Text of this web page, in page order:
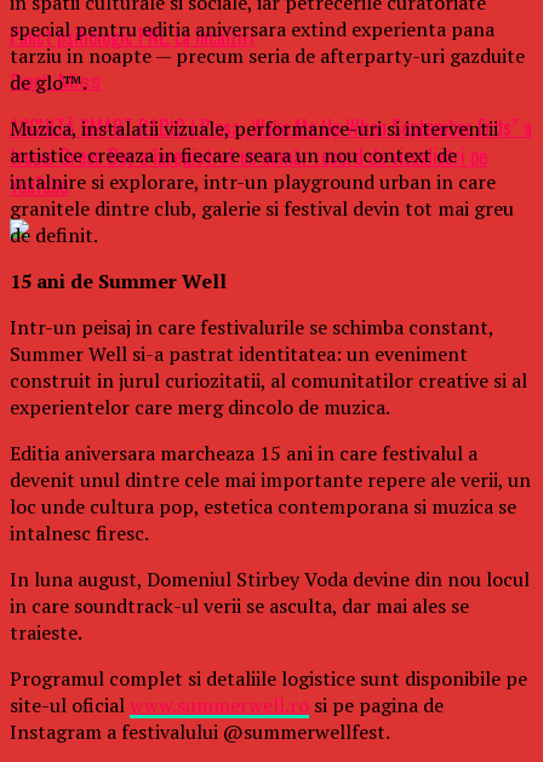
Punct psihologic PNL. La încălziri
Don't Miss
ASCULTĂ SMART RADIO | Piesa „Wake Me Up When September Ends” a
trupei Green Day a înregistrat un număr record de vizualizări pe
YouTube
special pentru editia aniversara extind experienta pana
tarziu in noapte — precum seria de afterparty-uri gazduite
de glo™.
Muzica, instalatii vizuale, performance-uri si interventii
artistice creeaza in fiecare seara un nou context de
intalnire si explorare, intr-un playground urban in care
granitele dintre club, galerie si festival devin tot mai greu
de definit.
15 ani de Summer Well
Intr-un peisaj in care festivalurile se schimba constant,
Summer Well si-a pastrat identitatea: un eveniment
construit in jurul curiozitatii, al comunitatilor creative si al
experientelor care merg dincolo de muzica.
Editia aniversara marcheaza 15 ani in care festivalul a
devenit unul dintre cele mai importante repere ale verii, un
loc unde cultura pop, estetica contemporana si muzica se
intalnesc firesc.
In luna august, Domeniul Stirbey Voda devine din nou locul
in care soundtrack-ul verii se asculta, dar mai ales se
traieste.
Programul complet si detaliile logistice sunt disponibile pe
site-ul oficialwww.summerwell.ro si pe pagina de
Instagram a festivalului @summerwellfest.